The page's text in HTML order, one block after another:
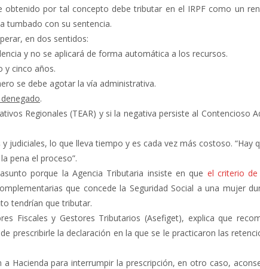
obtenido por tal concepto debe tributar en el IRPF como un
tumbado con su sentencia.
en dos sentidos:
y no se aplicará de forma automática a los recursos.
y cinco años.
se debe agotar la vía administrativa.
.
Regionales (TEAR) y si la negativa persiste al Contencioso
judiciales, lo que lleva tiempo y es cada vez más costoso. “Hay
pena el proceso”.
porque la Agencia Tributaria insiste en que el criterio
que concede la Seguridad Social a una mujer
tendrían que tributar.
Fiscales y Gestores Tributarios (Asefiget), explica que
prescribirle la declaración en la que se le practicaron las
Hacienda para interrumpir la prescripción, en otro caso,